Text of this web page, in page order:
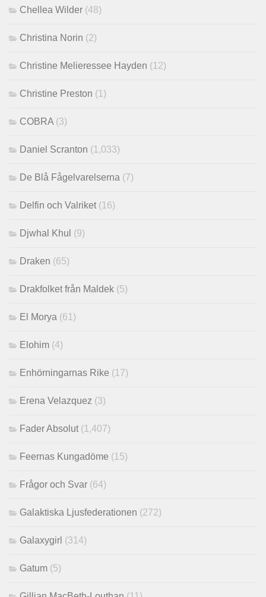
Chellea Wilder (48)
Christina Norin (2)
Christine Melieressee Hayden (12)
Christine Preston (1)
COBRA (3)
Daniel Scranton (1,033)
De Blå Fågelvarelserna (7)
Delfin och Valriket (16)
Djwhal Khul (9)
Draken (65)
Drakfolket från Maldek (5)
El Morya (61)
Elohim (4)
Enhörningarnas Rike (17)
Erena Velazquez (3)
Fader Absolut (1,407)
Feernas Kungadöme (15)
Frågor och Svar (64)
Galaktiska Ljusfederationen (272)
Galaxygirl (314)
Gatum (5)